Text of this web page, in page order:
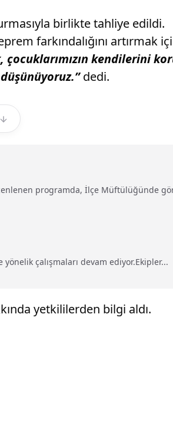
birlikte tahliye edildi.
farkındalığını artırmak
kendilerini
dedi.
programda, İlçe Müftülüğünde
çalışmaları devam ediyor.Ekipler...
yetkililerden bilgi aldı.